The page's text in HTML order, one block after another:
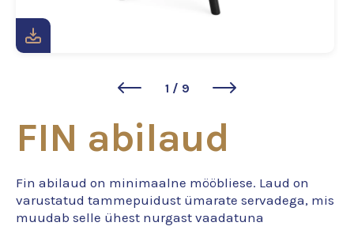
1 / 9
FIN abilaud
Fin abilaud on minimaalne mööbliese. Laud on
varustatud tammepuidust ümarate servadega, mis
muudab selle ühest nurgast vaadatuna